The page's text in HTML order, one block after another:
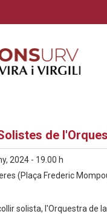
de
2024 - 19.00 h
(Plaça Frederic
solista, l'Orquestra de la